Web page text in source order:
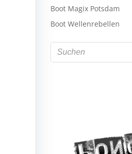
Boot Magix Potsdam
Boot Wellenrebellen